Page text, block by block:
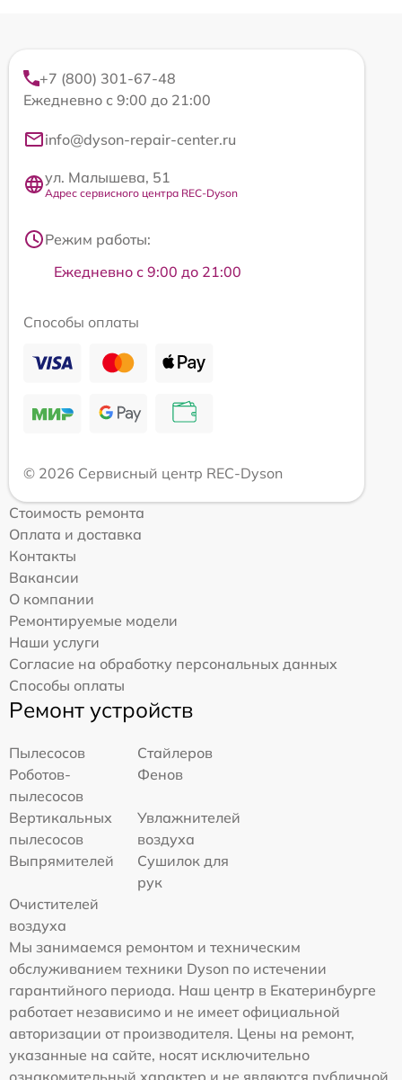
+7 (800) 301-67-48
Ежедневно с 9:00 до 21:00
info@dyson-repair-center.ru
ул. Малышева, 51
Адрес сервисного центра REC-Dyson
Режим работы:
Ежедневно с 9:00 до 21:00
Способы оплаты
© 2026 Сервисный центр REC-Dyson
Стоимость ремонта
Оплата и доставка
Контакты
Вакансии
О компании
Ремонтируемые модели
Наши услуги
Согласие на обработку персональных данных
Способы оплаты
Ремонт устройств
Пылесосов
Стайлеров
Роботов-
пылесосов
Фенов
Вертикальных
пылесосов
Увлажнителей
воздуха
Выпрямителей
Сушилок для
рук
Очистителей
воздуха
Мы занимаемся ремонтом и техническим
обслуживанием техники Dyson по истечении
гарантийного периода. Наш центр в Екатеринбурге
работает независимо и не имеет официальной
авторизации от производителя. Цены на ремонт,
указанные на сайте, носят исключительно